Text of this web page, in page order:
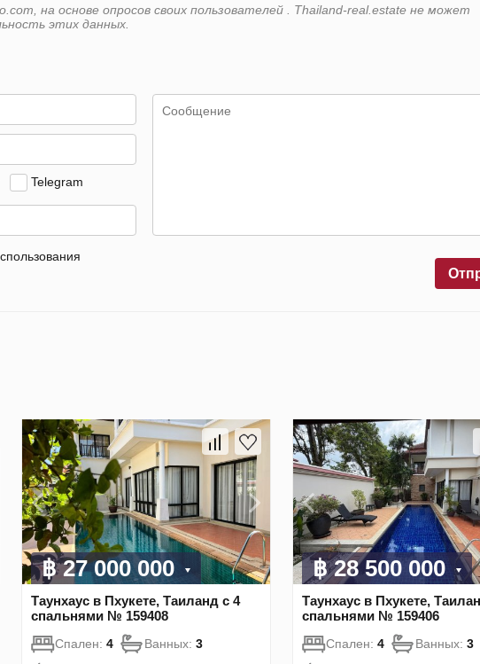
на основе опросов своих пользователей . Thailand-real.estate не может
этих данных.
Telegram
฿ 27 000 000
Таунхаус в Пхукете, Таиланд с 4
спальнями № 159408
Спален: 4 Ванных: 3
฿ 28 500 000
Таунхаус в Пхукете,
спальнями № 159406
Спален: 4 Ванных: 3